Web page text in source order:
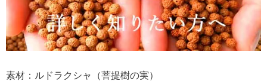
素材：ルドラクシャ（菩提樹の実）